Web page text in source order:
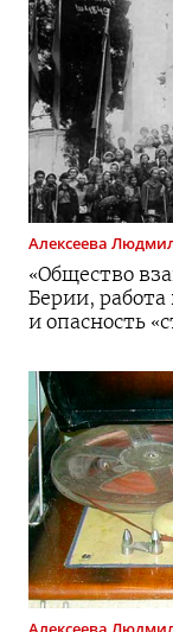
Алексеева
«Общество
Берии, работа
и опасность